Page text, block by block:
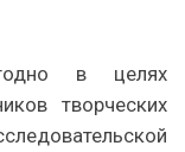
в целях
творческих